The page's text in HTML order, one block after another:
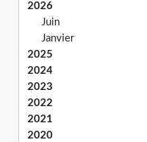
2026
Juin
Janvier
2025
2024
2023
2022
2021
2020